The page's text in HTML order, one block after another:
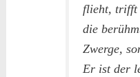
flieht, trifft
die
Zwerge,
Er ist der